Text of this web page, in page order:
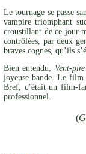
Le tournage se passe
vampire triomphant
croustillant de ce jour
contrôlées, par deux
braves cognes, qu’ils
Bien entendu, Vent-pire
joyeuse bande. Le film
Bref, c’était un film-
professionnel.
(